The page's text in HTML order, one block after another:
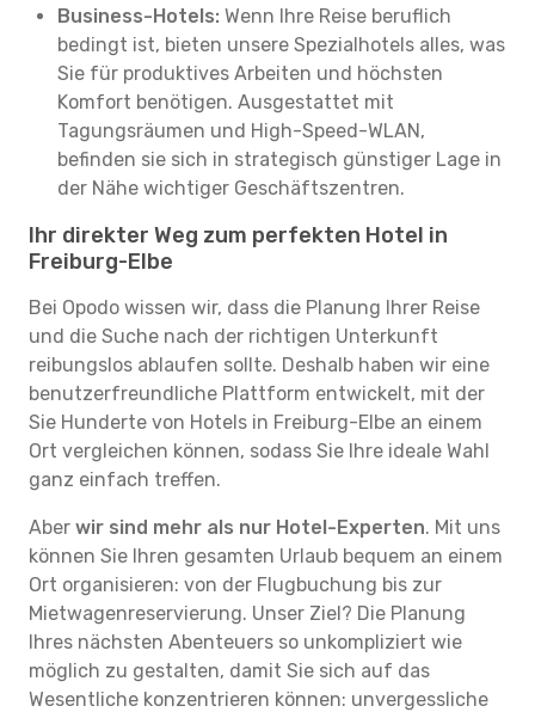
Business-Hotels: Wenn Ihre Reise beruflich
bedingt ist, bieten unsere Spezialhotels alles, was
Sie für produktives Arbeiten und höchsten
Komfort benötigen. Ausgestattet mit
Tagungsräumen und High-Speed-WLAN,
befinden sie sich in strategisch günstiger Lage in
der Nähe wichtiger Geschäftszentren.
Ihr direkter Weg zum perfekten Hotel in
Freiburg-Elbe
Bei Opodo wissen wir, dass die Planung Ihrer Reise
und die Suche nach der richtigen Unterkunft
reibungslos ablaufen sollte. Deshalb haben wir eine
benutzerfreundliche Plattform entwickelt, mit der
Sie Hunderte von Hotels in Freiburg-Elbe an einem
Ort vergleichen können, sodass Sie Ihre ideale Wahl
ganz einfach treffen.
Aber wir sind mehr als nur Hotel-Experten. Mit uns
können Sie Ihren gesamten Urlaub bequem an einem
Ort organisieren: von der Flugbuchung bis zur
Mietwagenreservierung. Unser Ziel? Die Planung
Ihres nächsten Abenteuers so unkompliziert wie
möglich zu gestalten, damit Sie sich auf das
Wesentliche konzentrieren können: unvergessliche